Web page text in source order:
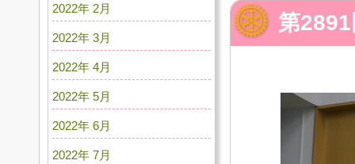
第
2022年 2月
2022年 3月
2022年 4月
2022年 5月
2022年 6月
2022年 7月